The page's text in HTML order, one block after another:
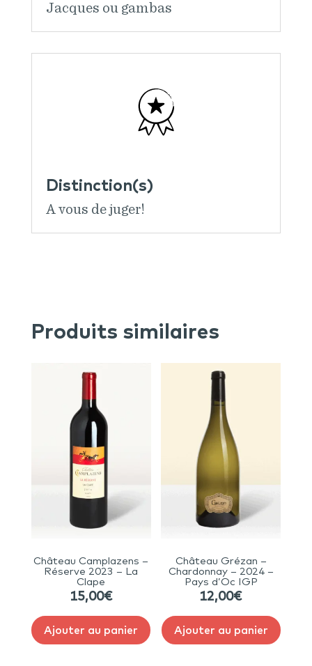
Jacques ou gambas
Distinction(s)
A vous de juger!
Produits similaires
Château Camplazens –
Réserve 2023 – La
Clape
15,00€
Ajouter au panier
Château Grézan –
Chardonnay – 2024 –
Pays d’Oc IGP
12,00€
Ajouter au panier